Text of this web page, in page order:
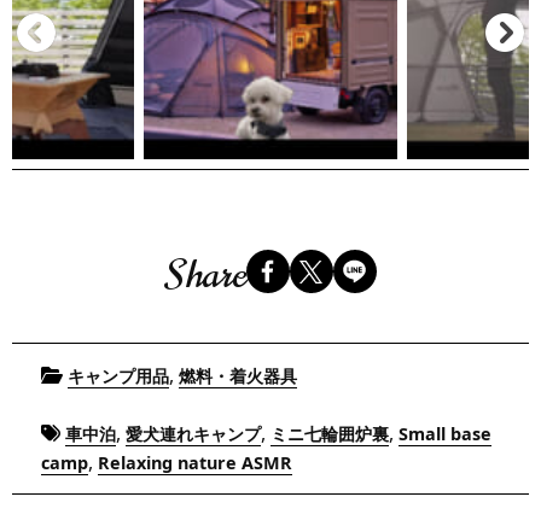
Share
Posted
キャンプ用品, 燃料・着火器具
Tagged
車中泊, 愛犬連れキャンプ, ミニ七輪囲炉裏, Small base
camp, Relaxing nature ASMR